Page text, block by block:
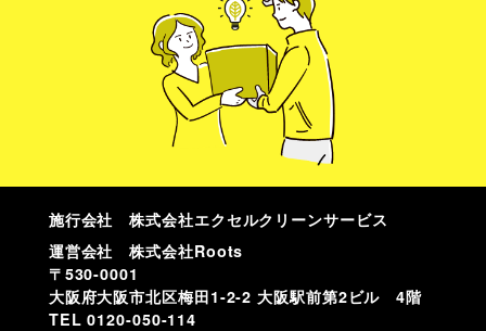
施行会社 株式会社エクセルクリーンサービス
運営会社 株式会社Roots
〒530-0001
大阪府大阪市北区梅田1-2-2 大阪駅前第2ビル 4階
TEL0120-050-114